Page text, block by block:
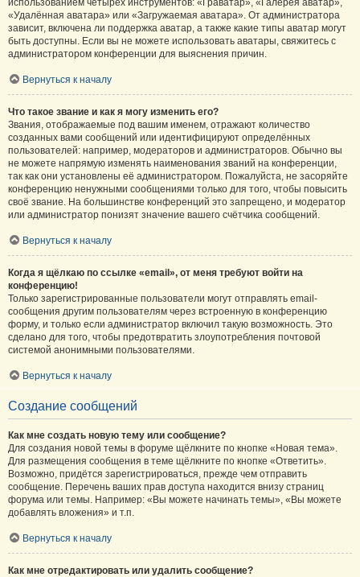
использованием четырёх инструментов: «Граватар», «Галерея аватар»,
«Удалённая аватара» или «Загружаемая аватара». От администратора
зависит, включена ли поддержка аватар, а также какие типы аватар могут
быть доступны. Если вы не можете использовать аватары, свяжитесь с
администратором конференции для выяснения причин.
Вернуться к началу
Что такое звание и как я могу изменить его?
Звания, отображаемые под вашим именем, отражают количество
созданных вами сообщений или идентифицируют определённых
пользователей: например, модераторов и администраторов. Обычно вы
не можете напрямую изменять наименования званий на конференции,
так как они установлены её администратором. Пожалуйста, не засоряйте
конференцию ненужными сообщениями только для того, чтобы повысить
своё звание. На большинстве конференций это запрещено, и модератор
или администратор понизят значение вашего счётчика сообщений.
Вернуться к началу
Когда я щёлкаю по ссылке «email», от меня требуют войти на
конференцию!
Только зарегистрированные пользователи могут отправлять email-
сообщения другим пользователям через встроенную в конференцию
форму, и только если администратор включил такую возможность. Это
сделано для того, чтобы предотвратить злоупотребления почтовой
системой анонимными пользователями.
Вернуться к началу
Создание сообщений
Как мне создать новую тему или сообщение?
Для создания новой темы в форуме щёлкните по кнопке «Новая тема».
Для размещения сообщения в теме щёлкните по кнопке «Ответить».
Возможно, придётся зарегистрироваться, прежде чем отправить
сообщение. Перечень ваших прав доступа находится внизу страниц
форума или темы. Например: «Вы можете начинать темы», «Вы можете
добавлять вложения» и т.п.
Вернуться к началу
Как мне отредактировать или удалить сообщение?